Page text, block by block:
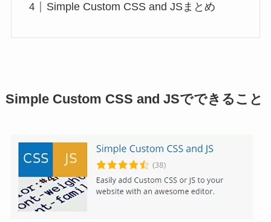
Simple Custom CSS and JSまとめ
Simple Custom CSS and JSでできること